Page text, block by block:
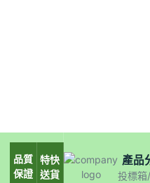
品質
保證
特快
送貨
產品
投標箱